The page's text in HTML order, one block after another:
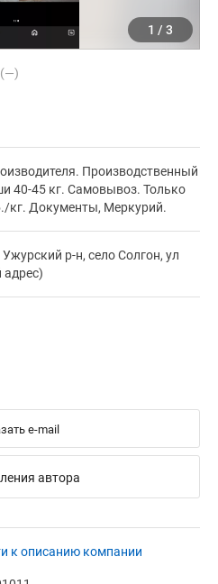
1 / 3
Производственный
40-45 кг. Самовывоз. Только
кг. Документы, Меркурий.
р-н, село Солгон, ул
e-mail
автора
к описанию компании